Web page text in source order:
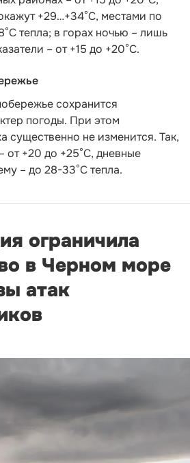
+29…+34°С, местами по
тепла; в горах ночью – лишь
– от +15 до +20°С.
сохранится
погоды. При этом
существенно не изменится. Так,
от +20 до +25°С, дневные
– до 28-33°С тепла.
ограничила
в Черном море
атак